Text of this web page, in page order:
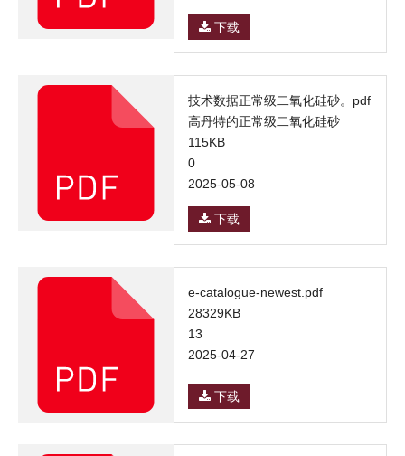
下载
技术数据正常级二氧化硅砂。pdf
高丹特的正常级二氧化硅砂
115KB
0
2025-05-08
下载
e-catalogue-newest.pdf
28329KB
13
2025-04-27
下载